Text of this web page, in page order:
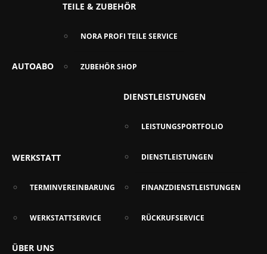
AUTOABO
TEILE & ZUBEHÖR
NORA PROFI TEILE SERVICE
ZUBEHÖR SHOP
WERKSTATT
TERMINVEREINBARUNG
WERKSTATTSERVICE
DIENSTLEISTUNGEN
LEISTUNGSPORTFOLIO
DIENSTLEISTUNGEN
FINANZDIENSTLEISTUNGEN
RÜCKRUFSERVICE
ÜBER UNS